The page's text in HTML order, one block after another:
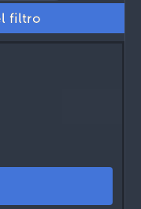
filtro